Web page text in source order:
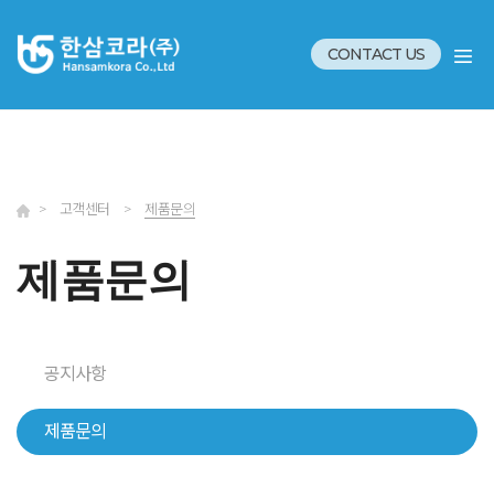
CONTACT US
> 고객센터 > 제품문의
제품문의
공지사항
제품문의